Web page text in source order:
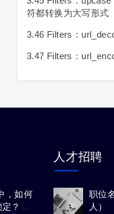
符都转换为大写形式
3.46 Filters：
3.47 Filters：
，如何
？如
人才招聘
职位
人）